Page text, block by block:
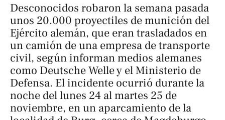
Desconocidos robaron la semana pasada
unos 20.000 proyectiles de munición del
Ejército alemán, que eran trasladados en
un camión de una empresa de transporte
civil, según informan medios alemanes
como Deutsche Welley el Ministerio de
Defensa. El incidente ocurrió durante la
noche del lunes 24 al martes 25 de
noviembre, en un aparcamiento de la